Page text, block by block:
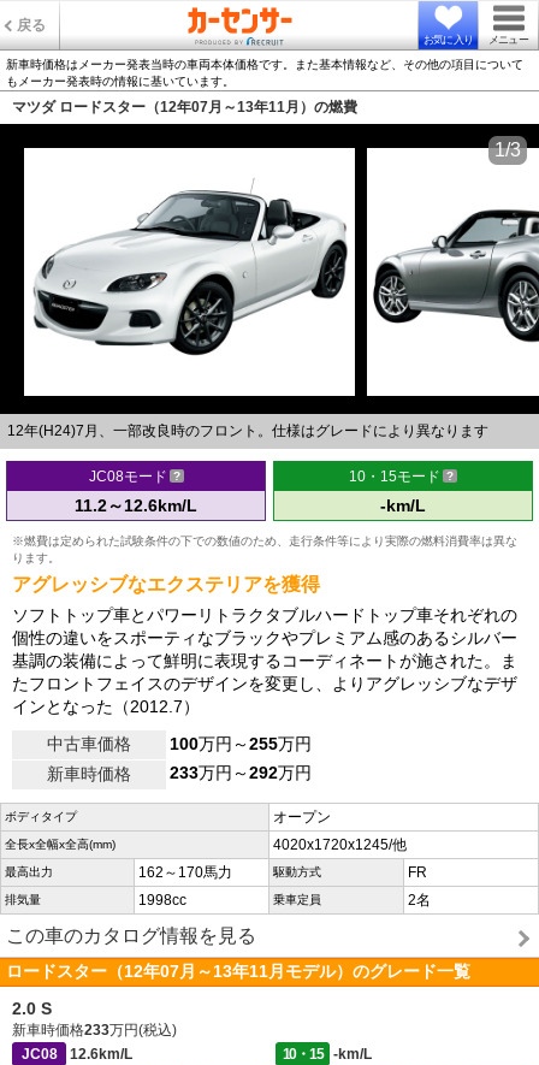
戻る
お気に入り メニュー
新車時価格はメーカー発表当時の車両本体価格です。また基本情報など、その他の項目について
もメーカー発表時の情報に基いています。
マツダ ロードスター（12年07月～13年11月）の燃費
12年(H24)7月、一部改良時のフロント。仕様はグレードにより異なります
1/3
JC08モード
11.2～12.6km/L
10・15モード
-km/L
※燃費は定められた試験条件の下での数値のため、走行条件等により実際の燃料消費率は異な
ります。
アグレッシブなエクステリアを獲得
ソフトトップ車とパワーリトラクタブルハードトップ車それぞれの
個性の違いをスポーティなブラックやプレミアム感のあるシルバー
基調の装備によって鮮明に表現するコーディネートが施された。ま
たフロントフェイスのデザインを変更し、よりアグレッシブなデザ
インとなった（2012.7）
中古車価格
100万円～255万円
新車時価格
233万円～292万円
ボディタイプ オープン
全長x全幅x全高(mm) 4020x1720x1245/他
最高出力 162～170馬力 駆動方式 FR
排気量 1998cc 乗車定員 2名
この車のカタログ情報を見る
ロードスター（12年07月～13年11月モデル）のグレード一覧
2.0 S
新車時価格233万円(税込)
JC08
12.6km/L 10・15
-km/L